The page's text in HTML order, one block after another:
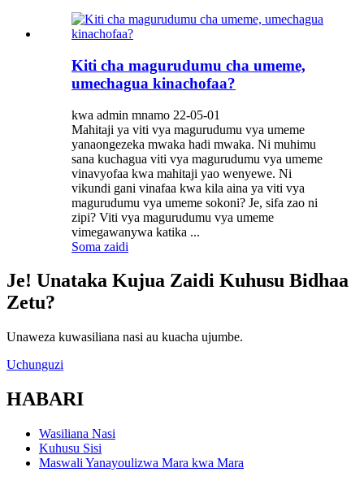
Kiti cha magurudumu cha umeme,
umechagua kinachofaa?
kwa admin mnamo 22-05-01
Mahitaji ya viti vya magurudumu vya umeme
yanaongezeka mwaka hadi mwaka. Ni muhimu
sana kuchagua viti vya magurudumu vya umeme
vinavyofaa kwa mahitaji yao wenyewe. Ni
vikundi gani vinafaa kwa kila aina ya viti vya
magurudumu vya umeme sokoni? Je, sifa zao ni
zipi? Viti vya magurudumu vya umeme
vimegawanywa katika ...
Soma zaidi
Je! Unataka Kujua Zaidi Kuhusu Bidhaa
Zetu?
Unaweza kuwasiliana nasi au kuacha ujumbe.
Uchunguzi
HABARI
Wasiliana Nasi
Kuhusu Sisi
Maswali Yanayoulizwa Mara kwa Mara